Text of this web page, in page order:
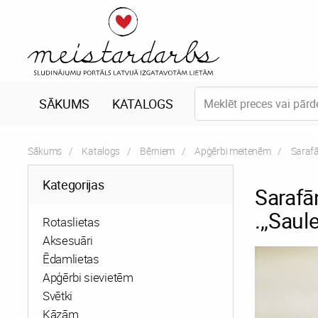
SĀKUMS KATALOGS
Sākums Katalogs Bērniem Apģērbi meitenēm
Kategorijas
Rotaslietas
Aksesuāri
Ēdamlietas
Apģērbi sievietēm
Svētki
Kāzām